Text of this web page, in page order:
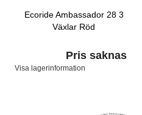
Ecoride Ambassador 28 3
Växlar Röd
Pris saknas
Visa lagerinformation